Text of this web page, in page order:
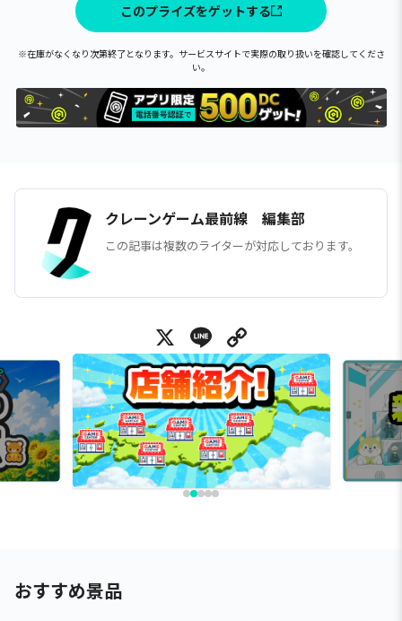
このプライズをゲットする
※在庫がなくなり次第終了となります。サービスサイトで実際の取り扱いを確認してくださ
い。
クレーンゲーム最前線 編集部
この記事は複数のライターが対応しております。
X Line
おすすめ景品